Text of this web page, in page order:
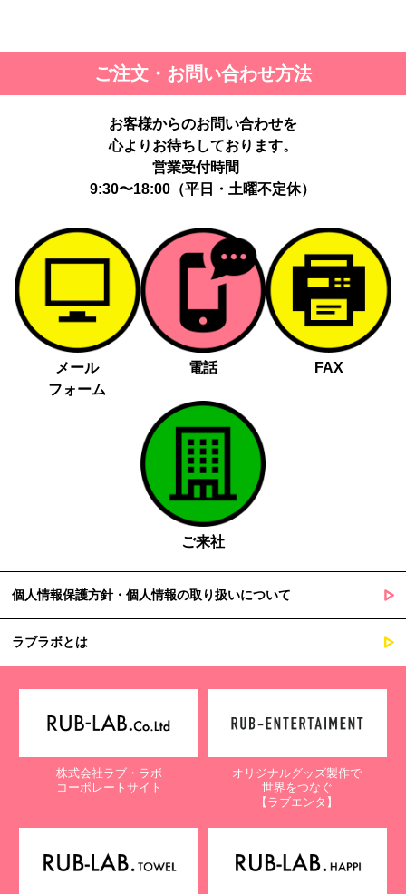
ご注文・お問い合わせ方法
お客様からのお問い合わせを
心よりお待ちしております。
営業受付時間
9:30〜18:00（平日・土曜不定休）
メール
フォーム
電話 FAX
ご来社
個人情報保護方針・個人情報の取り扱いについて
ラブラボとは
株式会社ラブ・ラボ
コーポレートサイト
オリジナルグッズ製作で
世界をつなぐ
【ラブエンタ】